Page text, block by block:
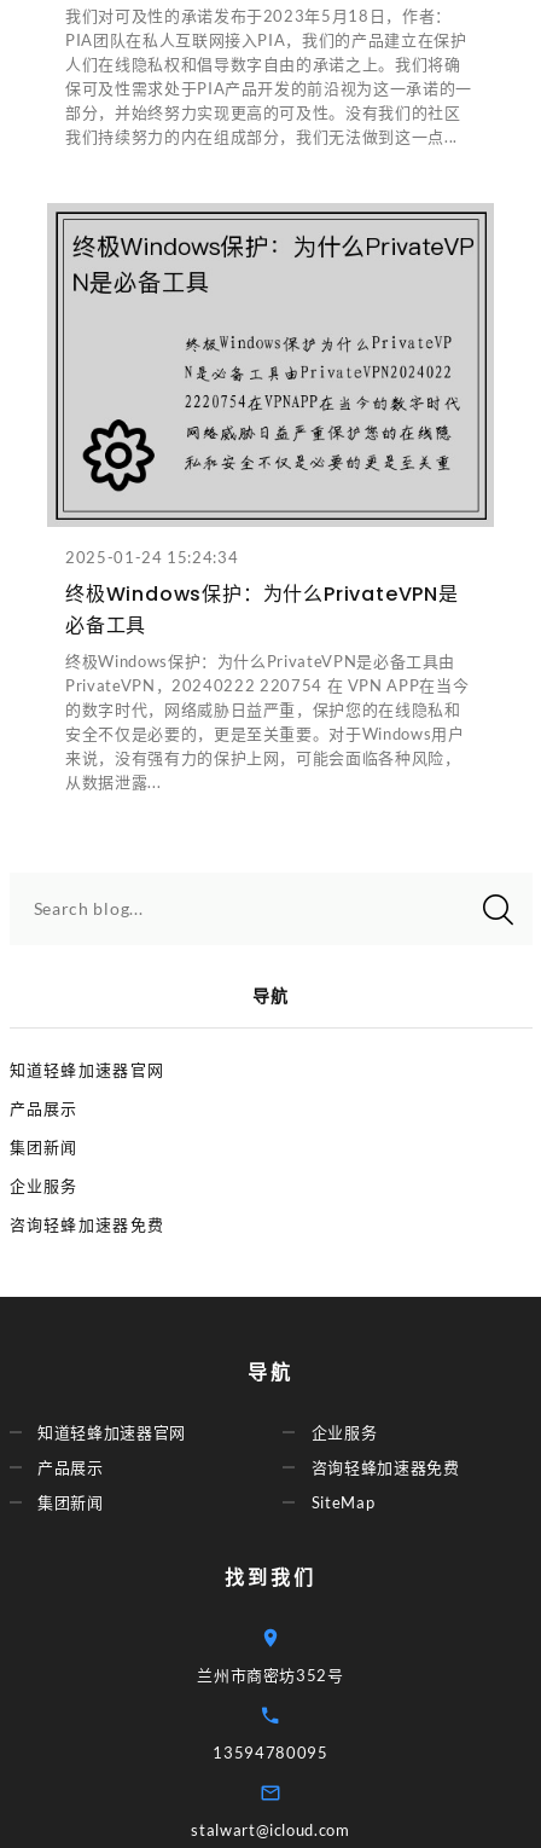
我们对可及性的承诺发布于2023年5月18日，作者：
PIA团队在私人互联网接入PIA，我们的产品建立在保护
人们在线隐私权和倡导数字自由的承诺之上。我们将确
保可及性需求处于PIA产品开发的前沿视为这一承诺的一
部分，并始终努力实现更高的可及性。没有我们的社区
我们持续努力的内在组成部分，我们无法做到这一点...
2025-01-24 15:24:34
终极Windows保护：为什么PrivateVPN是
必备工具
终极Windows保护：为什么PrivateVPN是必备工具由
PrivateVPN，20240222 220754 在 VPN APP在当今
的数字时代，网络威胁日益严重，保护您的在线隐私和
安全不仅是必要的，更是至关重要。对于Windows用户
来说，没有强有力的保护上网，可能会面临各种风险，
从数据泄露...
Search blog...
导航
知道轻蜂加速器官网
产品展示
集团新闻
企业服务
咨询轻蜂加速器免费
导航
知道轻蜂加速器官网
产品展示
集团新闻
企业服务
咨询轻蜂加速器免费
SiteMap
找到我们
兰州市商密坊352号
13594780095
stalwart@icloud.com